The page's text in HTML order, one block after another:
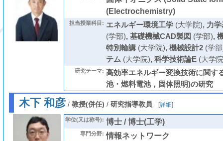
(Electrochemistry)
担当授業科目: エネルギー環境工学(大学院), 力
(学部), 基礎機械CAD製図 (学部),
特別輪講(大学院), 機械設計2(学
テム (大学院), 科学技術論E(大学
研究テーマ: 高効率エネルギー変換技術に関す
池・燃料電池，固体照明)の研究
木下 和彦/ 教授(併任) / 研究指導教員 [詳細]
学位(又は称号): 博士 / 博士(工学)
専門分野: 情報ネットワーク